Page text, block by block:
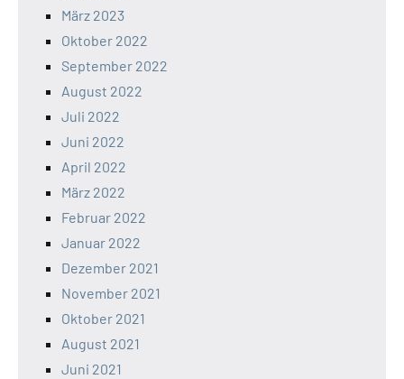
März 2023
Oktober 2022
September 2022
August 2022
Juli 2022
Juni 2022
April 2022
März 2022
Februar 2022
Januar 2022
Dezember 2021
November 2021
Oktober 2021
August 2021
Juni 2021